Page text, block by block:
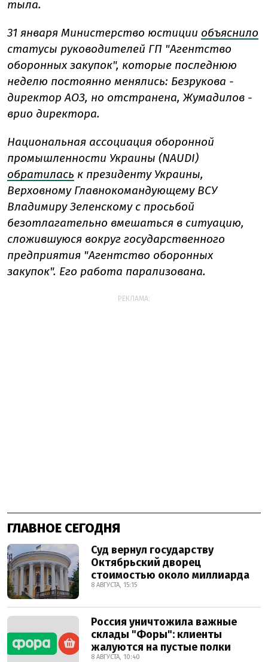
тыла.
31 января Министерство юстиции объяснило
статусы руководителей ГП "Агентство
оборонных закупок", которые последнюю
неделю постоянно менялись: Безрукова -
директор АОЗ, но отстранена, Жумадилов -
врио директора.
Национальная ассоциация оборонной
промышленности Украины (NAUDI)
обратилась к президенту Украины,
Верховному Главнокомандующему ВСУ
Владимиру Зеленскому с просьбой
безотлагательно вмешаться в ситуацию,
сложившуюся вокруг государственного
предприятия "Агентство оборонных
закупок". Его работа парализована.
РЕКЛАМА:
ГЛАВНОЕ СЕГОДНЯ
Суд вернул государству
Октябрьский дворец
стоимостью около миллиарда
8 АВГУСТА, 15:15
Россия уничтожила важные
склады "Форы": клиенты
жалуются на пустые полки
8 АВГУСТА, 10:40